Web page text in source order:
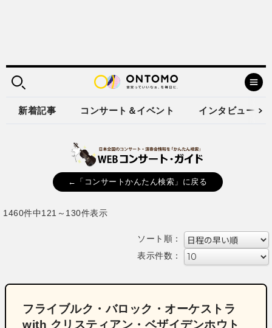
新着記事 コンサート＆イベント インタビュー
←「コンサートかんたん検索」に戻る
1460件中121～130件表示
ソート順：
表示件数：
フライブルク・バロック・オーケストラ
with クリスティアン・ベザイデンホウト